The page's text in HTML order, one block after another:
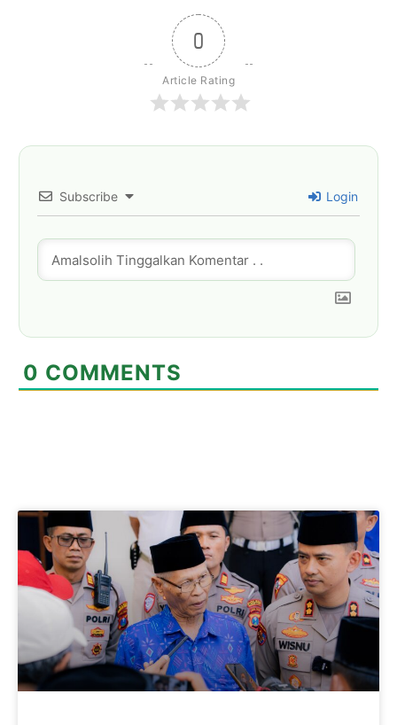
0
Article Rating
Subscribe Login
0 COMMENTS